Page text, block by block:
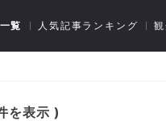
覧 人気記事ランキング
を表示 )